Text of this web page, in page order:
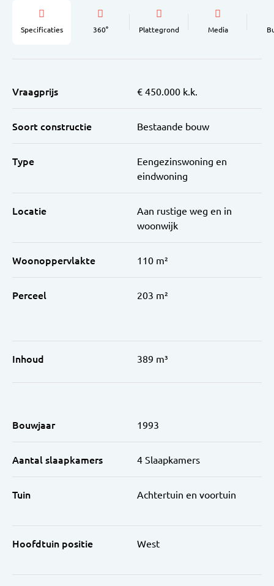
Specificaties 360° Plattegrond Media
Vraagprijs € 450.000 k.k.
Soort constructie Bestaande bouw
Type
Eengezinswoning en
eindwoning
Locatie
Aan rustige weg en in
woonwijk
Woonoppervlakte 110 m²
Perceel 203 m²
Inhoud 389 m³
Bouwjaar 1993
Aantal slaapkamers 4 Slaapkamers
Tuin Achtertuin en voortuin
Hoofdtuin positie West